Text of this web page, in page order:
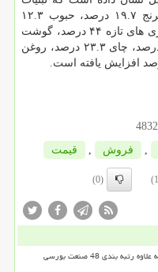
۵۰.۶ درصد، تخم مرغ ۶۶.۴ درصد، برنج ۱۹.۷ درصد، حبوب ۱۲.۳
درصد، میوه های تازه ۶۱.۴ درصد، سبزی های تازه ۴۴ درصد، گوشت
قرمز ۴۳.۶ درصد، گوشت مرغ ۵۰.۷ درصد، چای ۲۳.۳ درصد، روغن
4832
, فروش , قیمت
(0)
48 صنعت بورسی